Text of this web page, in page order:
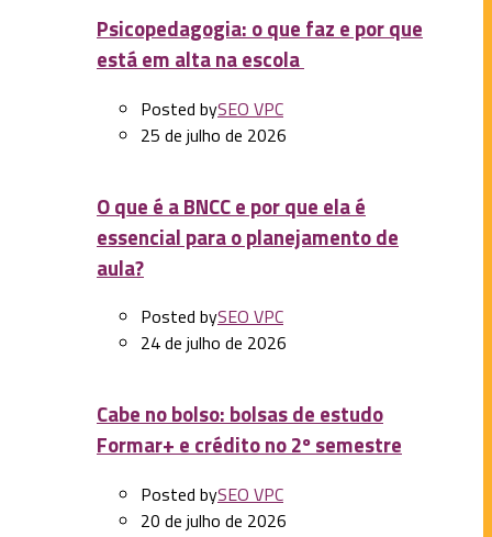
Psicopedagogia: o que faz e por que
está em alta na escola
Posted bySEO VPC
25 de julho de 2026
O que é a BNCC e por que ela é
essencial para o planejamento de
aula?
Posted bySEO VPC
24 de julho de 2026
Cabe no bolso: bolsas de estudo
Formar+ e crédito no 2º semestre
Posted bySEO VPC
20 de julho de 2026